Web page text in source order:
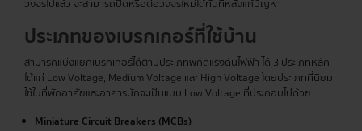
วงจรไปแล้ว จะสามารถปิดหรือต่อวงจรใหม่ได้ทันทีหลังแก้ปัญหา
ประเภทของเบรกเกอร์ที่ใช้บ้าน
สามารถแบ่งแยกเบรกเกอร์ได้ตามประเภทพิกัดแรงดันไฟฟ้า ได้ 3 ประเภทหลัก
ได้แก่ Low Voltage, Medium Voltage และ High Voltage โดยประเภทที่นิยม
ใช้ในที่พักอาศัยและอาคารมักจะเป็นแบบ Low Voltage ที่ประกอบไปด้วย
Miniature Circuit Breakers (MCBs)